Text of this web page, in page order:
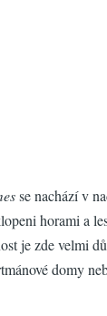
se nachází v
horami a
je zde velmi
domy